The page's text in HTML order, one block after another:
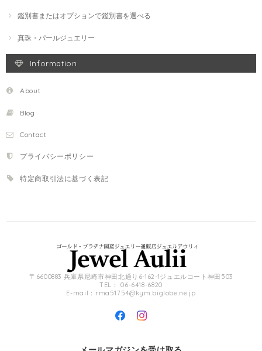
鑑別書またはオプションで鑑別書を選べる
真珠・パールジュエリー
Information
About
Blog
Contact
プライバシーポリシー
特定商取引法に基づく表記
〒6600883 兵庫県尼崎市神田北通り6-162-1ジュエルコート神田503
TEL： 06-6418-6820
E-mail： rma51754@kym.biglobe.ne.jp